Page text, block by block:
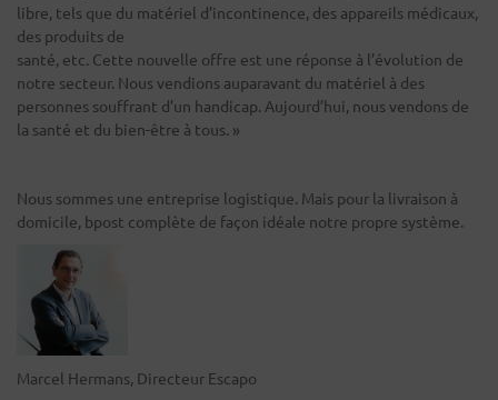
libre, tels que du matériel d’incontinence, des appareils médicaux,
des produits de
santé, etc. Cette nouvelle offre est une réponse à l’évolution de
notre secteur. Nous vendions auparavant du matériel à des
personnes souffrant d’un handicap. Aujourd’hui, nous vendons de
la santé et du bien-être à tous. »
Nous sommes une entreprise logistique. Mais pour la livraison à
domicile, bpost complète de façon idéale notre propre système.
Marcel Hermans, Directeur Escapo